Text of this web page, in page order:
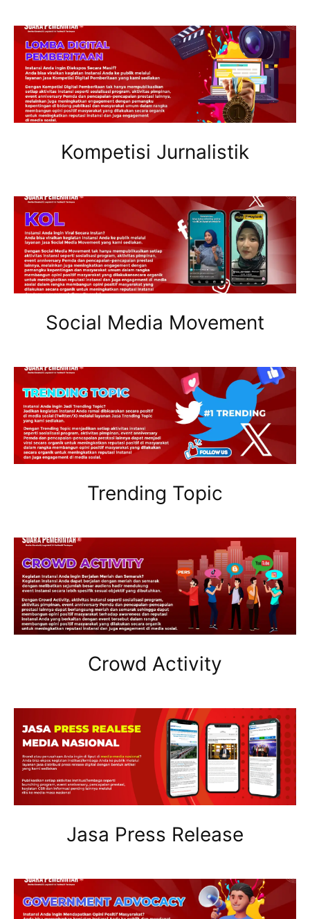
Kompetisi Jurnalistik
Social Media Movement
Trending Topic
Crowd Activity
Jasa Press Release